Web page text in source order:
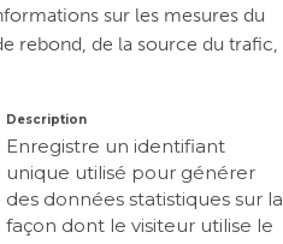
sur les mesures du
rebond, de la source du trafic,
Description
Enregistre un identifiant
unique utilisé pour générer
des données statistiques sur la
façon dont le visiteur utilise le